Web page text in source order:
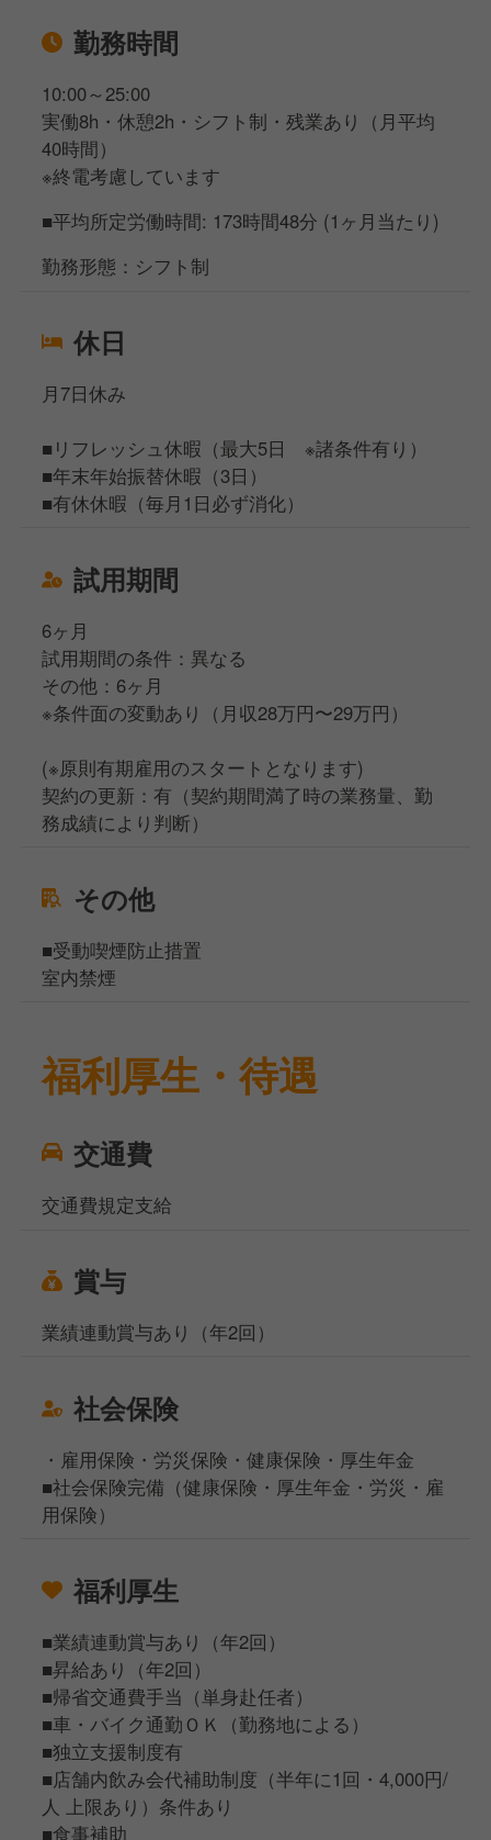
勤務時間
10:00～25:00
実働8h・休憩2h・シフト制・残業あり（月平均
40時間）
※終電考慮しています
■平均所定労働時間: 173時間48分 (1ヶ月当たり)
勤務形態：シフト制
休日
月7日休み
■リフレッシュ休暇（最大5日 ※諸条件有り）
■年末年始振替休暇（3日）
■有休休暇（毎月1日必ず消化）
試用期間
6ヶ月
試用期間の条件：異なる
その他：6ヶ月
※条件面の変動あり（月収28万円〜29万円）
(※原則有期雇用のスタートとなります)
契約の更新：有（契約期間満了時の業務量、勤
務成績により判断）
その他
■受動喫煙防止措置
室内禁煙
福利厚生・待遇
交通費
交通費規定支給
賞与
業績連動賞与あり（年2回）
社会保険
・雇用保険・労災保険・健康保険・厚生年金
■社会保険完備（健康保険・厚生年金・労災・雇
用保険）
福利厚生
■業績連動賞与あり（年2回）
■昇給あり（年2回）
■帰省交通費手当（単身赴任者）
■車・バイク通勤ＯＫ（勤務地による）
■独立支援制度有
■店舗内飲み会代補助制度（半年に1回・4,000円/
人 上限あり）条件あり
■食事補助